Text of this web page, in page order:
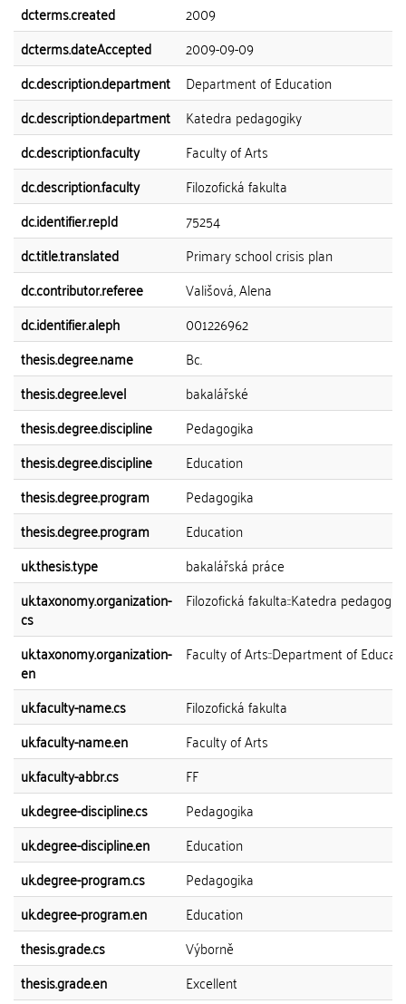
dcterms.created
2009
dcterms.dateAccepted
2009-09-09
dc.description.department
Department of Education
dc.description.department
Katedra pedagogiky
dc.description.faculty
Faculty of Arts
dc.description.faculty
Filozofická fakulta
dc.identifier.repId
75254
dc.title.translated
Primary school crisis plan
dc.contributor.referee
Vališová, Alena
dc.identifier.aleph
001226962
thesis.degree.name
Bc.
thesis.degree.level
bakalářské
thesis.degree.discipline
Pedagogika
thesis.degree.discipline
Education
thesis.degree.program
Pedagogika
thesis.degree.program
Education
uk.thesis.type
bakalářská práce
uk.taxonomy.organization-
cs
Filozofická fakulta::Katedra pedagogiky
uk.taxonomy.organization-
en
Faculty of Arts::Department of
uk.faculty-name.cs
Filozofická fakulta
uk.faculty-name.en
Faculty of Arts
uk.faculty-abbr.cs
FF
uk.degree-discipline.cs
Pedagogika
uk.degree-discipline.en
Education
uk.degree-program.cs
Pedagogika
uk.degree-program.en
Education
thesis.grade.cs
Výborně
thesis.grade.en
Excellent